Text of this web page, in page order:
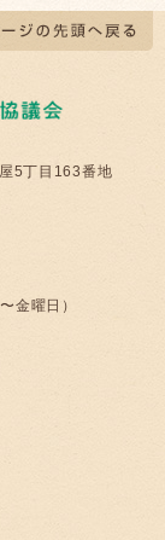
5丁目163番地
金曜日）